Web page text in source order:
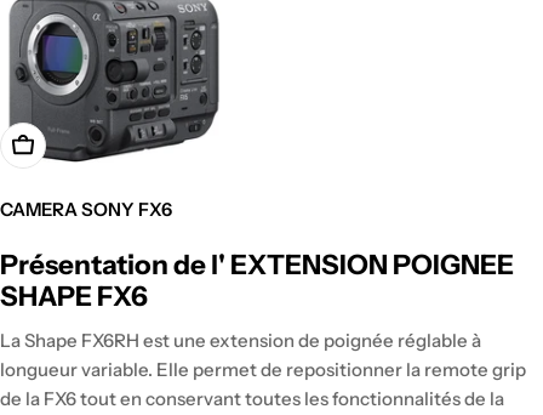
CAMERA SONY FX6
régulier
Présentation de l' EXTENSION POIGNEE
SHAPE FX6
La Shape FX6RH est une extension de poignée réglable à
longueur variable. Elle permet de repositionner la remote grip
de la FX6 tout en conservant toutes les fonctionnalités de la